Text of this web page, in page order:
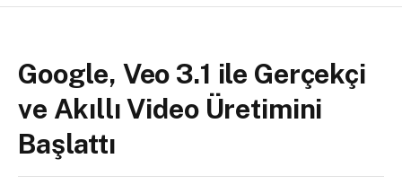
Google, Veo 3.1 ile Gerçekçi
ve Akıllı Video Üretimini
Başlattı